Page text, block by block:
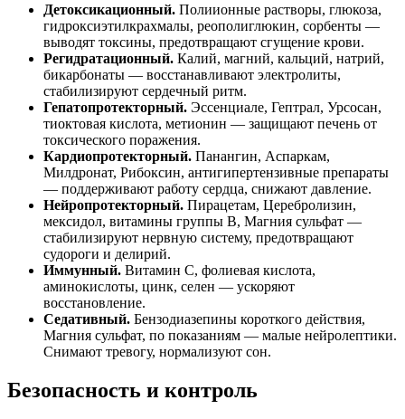
Детоксикационный. Полиионные растворы, глюкоза,
гидроксиэтилкрахмалы, реополиглюкин, сорбенты —
выводят токсины, предотвращают сгущение крови.
Регидратационный. Калий, магний, кальций, натрий,
бикарбонаты — восстанавливают электролиты,
стабилизируют сердечный ритм.
Гепатопротекторный. Эссенциале, Гептрал, Урсосан,
тиоктовая кислота, метионин — защищают печень от
токсического поражения.
Кардиопротекторный. Панангин, Аспаркам,
Милдронат, Рибоксин, антигипертензивные препараты
— поддерживают работу сердца, снижают давление.
Нейропротекторный. Пирацетам, Церебролизин,
мексидол, витамины группы B, Магния сульфат —
стабилизируют нервную систему, предотвращают
судороги и делирий.
Иммунный. Витамин C, фолиевая кислота,
аминокислоты, цинк, селен — ускоряют
восстановление.
Седативный. Бензодиазепины короткого действия,
Магния сульфат, по показаниям — малые нейролептики.
Снимают тревогу, нормализуют сон.
Безопасность и контроль